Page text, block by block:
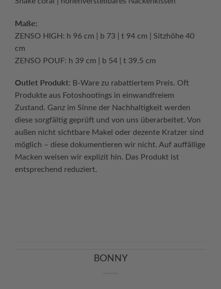
Maße:
ZENSO HIGH: h 96 cm | b 73 | t 94 cm | Sitzhöhe 40
cm
ZENSO POUF: h 39 cm | b 54 | t 39.5 cm
Outlet Produkt: B-Ware zu rabattiertem Preis. Oft
Produkte aus Fotoshootings in einwandfreiem
Zustand. Ganz im Sinne der Nachhaltigkeit werden
diese sorgfältig geprüft und von uns überarbeitet. Von
außen nicht sichtbare Makel oder dezente Kratzer sind
möglich – diese dokumentieren wir nicht. Auf auffällige
Macken weisen wir explizit hin. Das Produkt ist
entsprechend reduziert.
BONNY